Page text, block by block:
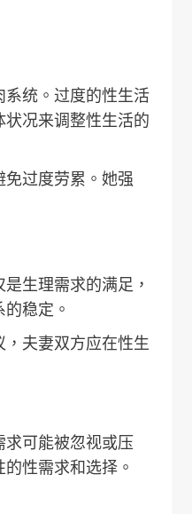
统。过度的性生活
况来调整性生活的
过度劳累。她强
生理需求的满足，
稳定。
夫妻双方应在性生
求可能被忽视或压
性需求和选择。